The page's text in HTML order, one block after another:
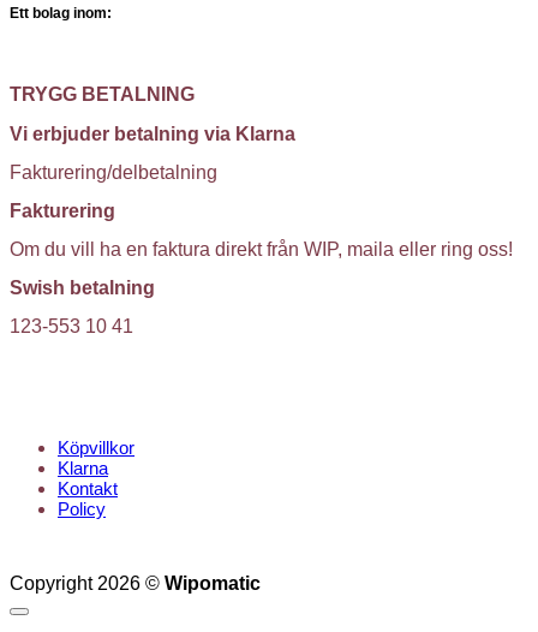
Ett bolag inom:
TRYGG BETALNING
Vi erbjuder betalning via Klarna
Fakturering/delbetalning
Fakturering
Om du vill ha en faktura direkt från WIP, maila eller ring oss!
Swish betalning
123-553 10 41
Köpvillkor
Klarna
Kontakt
Policy
Copyright 2026 © Wipomatic